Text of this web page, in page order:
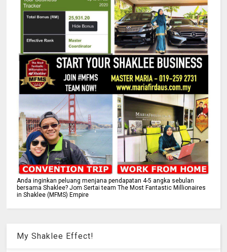
Anda inginkan peluang menjana pendapatan 4-5 angka sebulan
bersama Shaklee? Jom Sertai team The Most Fantastic Millionaires
in Shaklee (MFMS) Empire
My Shaklee Effect!